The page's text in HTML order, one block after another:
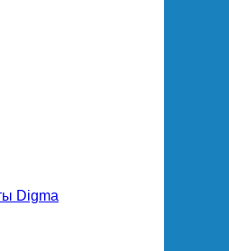
Digma